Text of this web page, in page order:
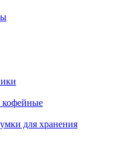
для хранения